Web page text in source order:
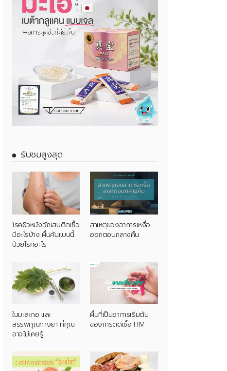
รับชมสูงสุด
โรคผิวหนังอักเสบติดเชื้อ
มีอะไรบ้าง ผื่นคันแบบนี้
ป่วยโรคอะไร
สาเหตุของอาการเหงื่อ
ออกตอนกลางคืน
ใบมะละกอ และ
สรรพคุณทางยา ที่คุณ
อาจไม่เคยรู้
ผื่นที่เป็นอาการเริ่มต้น
ของการติดเชื้อ HIV